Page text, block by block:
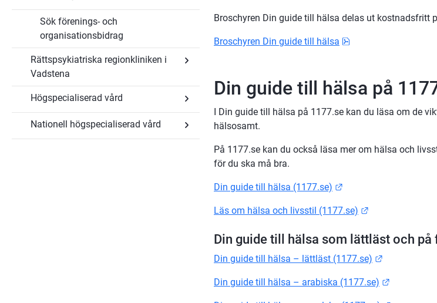
på
Östergötland
Sök förenings- och
organisationsbidrag
Rättspsykiatriska regionkliniken i
Vadstena
Undersidor
för
Rättspsykiatriska
regionkliniken
Högspecialiserad vård
Undersidor
för
Högspecialiserad
Nationell högspecialiserad vård
Undersidor
högspecialiserad
Broschyren Din guide till hälsa delas ut kostnadsfritt
Broschyren Din guide till hälsa
Din guide till hälsa på
I Din guide till hälsa på 1177.se kan du läsa om de
hälsosamt.
På 1177.se kan du också läsa mer om hälsa och
för du ska må bra.
Din guide till hälsa (1177.se)
Läs om hälsa och livsstil (1177.se)
Din guide till hälsa som lättläst och på
Din guide till hälsa – lättläst (1177.se)
Din guide till hälsa – arabiska (1177.se)